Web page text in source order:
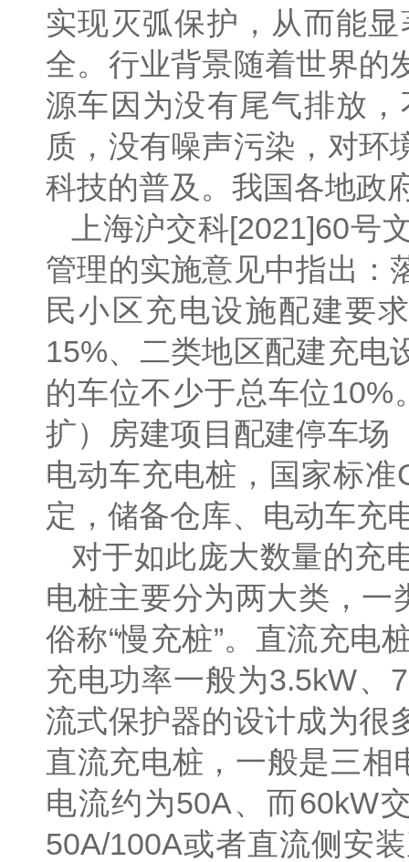
实现灭弧保护，从而能
全。行业背景随着世界的
源车因为没有尾气排放
质，没有噪声污染，对环
科技的普及。我国各地政
上海沪交科[2021]60号
管理的实施意见中指出：
民小区充电设施配建要
15%、二类地区配建充电
的车位不少于总车位
扩）房建项目配建停车场
电动车充电桩，国家标
定，储备仓库、电动车充
对于如此庞大数量的充
电桩主要分为两大类，一
俗称“慢充桩”。直流充电
充电功率一般为3.5kW、
流式保护器的设计成为很
直流充电桩，一般是三相
电流约为50A、而60kW
50A/100A或者直流侧安